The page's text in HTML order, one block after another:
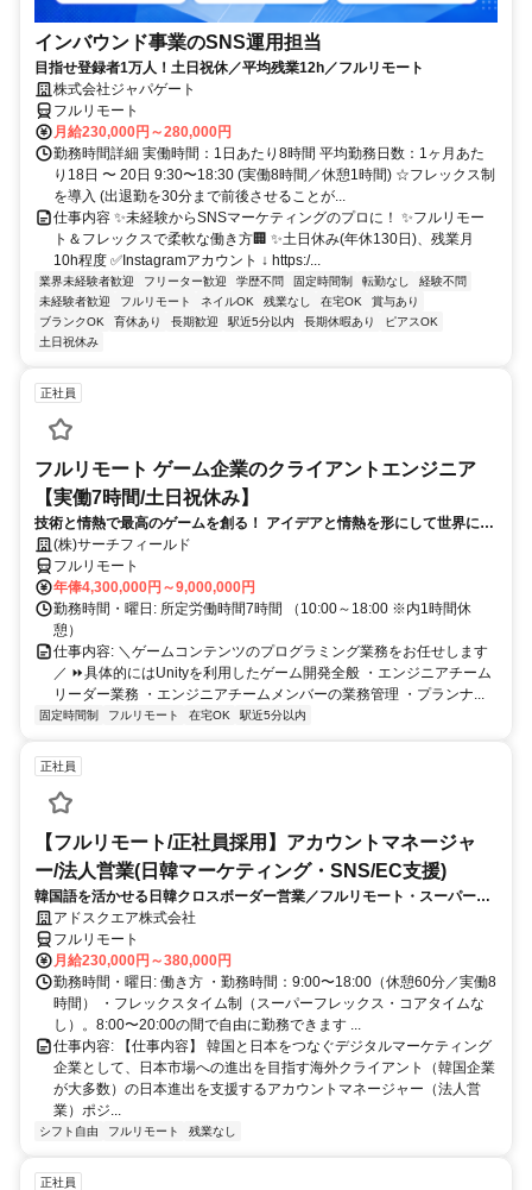
インバウンド事業のSNS運用担当
目指せ登録者1万人！土日祝休／平均残業12h／フルリモート
株式会社ジャパゲート
フルリモート
月給230,000円～280,000円
勤務時間詳細 実働時間：1日あたり8時間 平均勤務日数：1ヶ月あた
り18日 〜 20日 9:30〜18:30 (実働8時間／休憩1時間) ☆フレックス制
を導入 (出退勤を30分まで前後させることが...
仕事内容 ✨未経験からSNSマーケティングのプロに！ ✨フルリモー
ト＆フレックスで柔軟な働き方🏢 ✨土日休み(年休130日)、残業月
10h程度 ✅Instagramアカウント ↓ https:/...
業界未経験者歓迎 フリーター歓迎 学歴不問 固定時間制 転勤なし
経験不問
未経験者歓迎
フルリモート ネイルOK 残業なし 在宅OK
賞与あり
ブランクOK
育休あり 長期歓迎 駅近5分以内 長期休暇あり
ピアスOK
土日祝休み
正社員
フルリモート ゲーム企業のクライアントエンジニア
【実働7時間/土日祝休み】
技術と情熱で最高のゲームを創る！ アイデアと情熱を形にして世界に送
り出そう！
(株)サーチフィールド
フルリモート
年俸4,300,000円～9,000,000円
勤務時間・曜日: 所定労働時間7時間 （10:00～18:00 ※内1時間休
憩）
仕事内容: ＼ゲームコンテンツのプログラミング業務をお任せします
／ ⏩具体的にはUnityを利用したゲーム開発全般 ・エンジニアチーム
リーダー業務 ・エンジニアチームメンバーの業務管理 ・プランナ...
固定時間制 フルリモート 在宅OK 駅近5分以内
正社員
【フルリモート/正社員採用】アカウントマネージャ
ー/法人営業(日韓マーケティング・SNS/EC支援)
韓国語を活かせる日韓クロスボーダー営業／フルリモート・スーパーフ
レックス
アドスクエア株式会社
フルリモート
月給230,000円～380,000円
勤務時間・曜日: 働き方 ・勤務時間：9:00〜18:00（休憩60分／実働8
時間） ・フレックスタイム制（スーパーフレックス・コアタイムな
し）。8:00〜20:00の間で自由に勤務できます ...
仕事内容: 【仕事内容】 韓国と日本をつなぐデジタルマーケティング
企業として、日本市場への進出を目指す海外クライアント（韓国企業
が大多数）の日本進出を支援するアカウントマネージャー（法人営
業）ポジ...
シフト自由 フルリモート 残業なし
正社員